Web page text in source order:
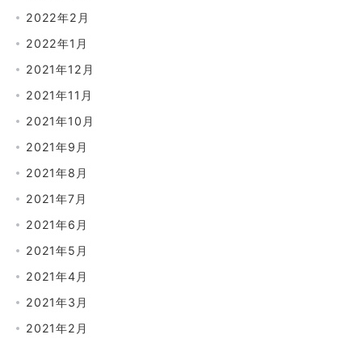
2022年2月
2022年1月
2021年12月
2021年11月
2021年10月
2021年9月
2021年8月
2021年7月
2021年6月
2021年5月
2021年4月
2021年3月
2021年2月